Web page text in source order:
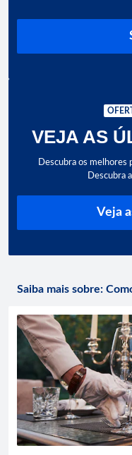
VEJA AS
Descubra os melhores
Descubra
Veja
Saiba mais sobre: